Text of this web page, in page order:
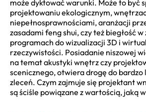
może dyktować warunki. Może to być
projektowaniu ekologicznym,
niepełnosprawnościami, aranżacji
zasadami feng shui, czy też biegłość
programach do wizualizacji 3D i
rzeczywistości. Posiadanie niszowej
na temat akustyki wnętrz czy
scenicznego, otwiera drogę do
zleceń. Czym zajmuje się projektant
są ściśle powiązane z wartością, jaką